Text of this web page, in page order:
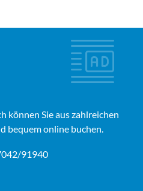
können Sie aus zahlreichen
bequem online buchen.
91940